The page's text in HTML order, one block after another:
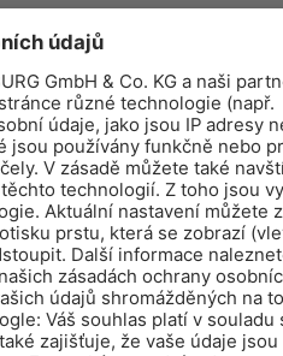
Tiráž|Ochraně dat
+| LOUIS INTERNET